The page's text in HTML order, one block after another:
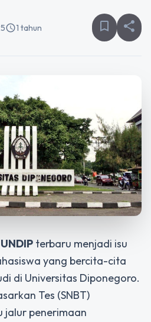
schedule1 tahun bookmark_border share
terbaru menjadi isu
yang bercita-cita
di Universitas Diponegoro.
Tes (SNBT)
jalur penerimaan